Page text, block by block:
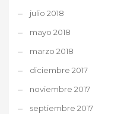
julio 2018
mayo 2018
marzo 2018
diciembre 2017
noviembre 2017
septiembre 2017